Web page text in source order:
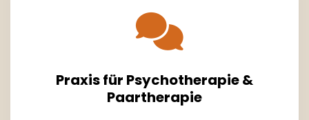
Praxis für Psychotherapie &
Paartherapie